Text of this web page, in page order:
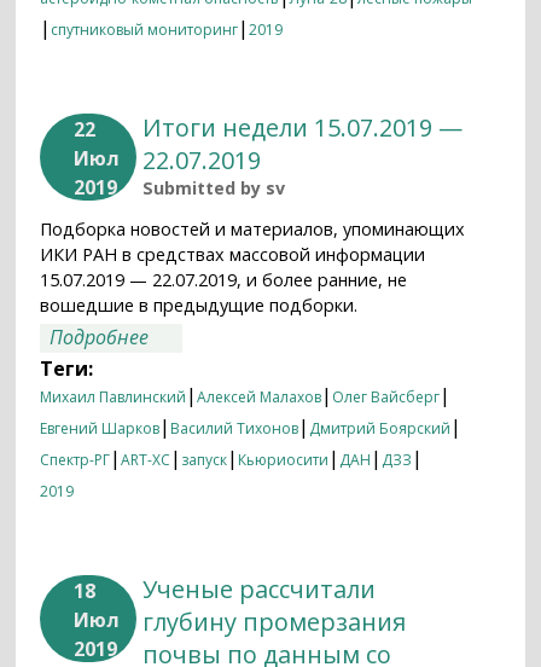
| спутниковый мониторинг|2019
22
Июл
2019
Итоги недели 15.07.2019 —
22.07.2019
Submitted by sv
Подборка новостей и материалов, упоминающих
ИКИ РАН в средствах массовой информации
15.07.2019 — 22.07.2019, и более ранние, не
вошедшие в предыдущие подборки.
Подробнее
Теги:
Михаил Павлинский |Алексей Малахов| Олег Вайсберг|
Евгений Шарков| Василий Тихонов| Дмитрий Боярский |
Спектр-РГ|ART-XC | запуск| Кьюриосити | ДАН | ДЗЗ |
2019
18
Июл
2019
Ученые рассчитали
глубину промерзания
почвы по данным со